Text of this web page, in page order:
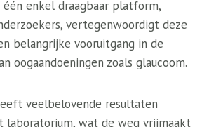
enkel draagbaar platform,
vertegenwoordigt deze
belangrijke vooruitgang in de
oogaandoeningen zoals glaucoom.
veelbelovende resultaten
laboratorium, wat de weg vrijmaakt